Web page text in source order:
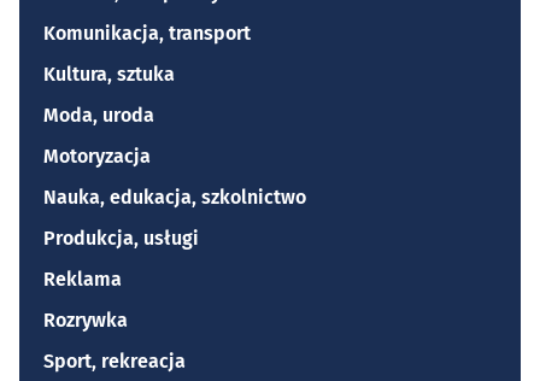
Komunikacja, transport
Kultura, sztuka
Moda, uroda
Motoryzacja
Nauka, edukacja, szkolnictwo
Produkcja, usługi
Reklama
Rozrywka
Sport, rekreacja